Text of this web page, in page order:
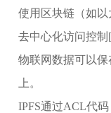
使用区块链（如
去中心化访问控制
物联网数据可以
上。
IPFS通过ACL代